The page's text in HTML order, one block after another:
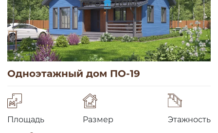
Одноэтажный дом ПО-19
Площадь Размер Этажность